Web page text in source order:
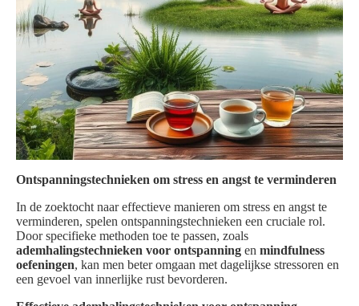
Ontspanningstechnieken om stress en angst te verminderen
In de zoektocht naar effectieve manieren om stress en angst te
verminderen, spelen ontspanningstechnieken een cruciale rol.
Door specifieke methoden toe te passen, zoals
ademhalingstechnieken voor ontspanning en mindfulness
oefeningen, kan men beter omgaan met dagelijkse stressoren en
een gevoel van innerlijke rust bevorderen.